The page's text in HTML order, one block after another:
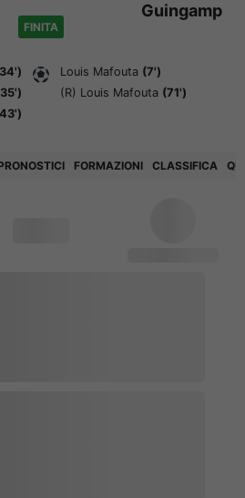
FINITA
Guingamp
Louis Mafouta (7')
(R) Louis Mafouta (71')
FORMAZIONI CLASSIFICA